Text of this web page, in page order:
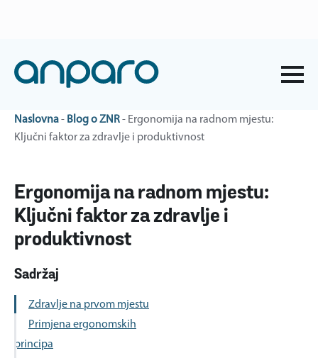
Naslovna- Blog o ZNR- Ergonomija na radnom mjestu:
Ključni faktor za zdravlje i produktivnost
Ergonomija na radnom mjestu:
Ključni faktor za zdravlje i
produktivnost
Sadržaj
Zdravlje na prvom mjestu
Primjena ergonomskih
principa